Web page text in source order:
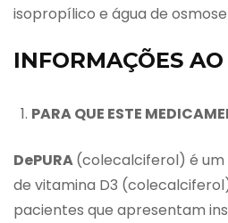
isopropílico e água de
INFORMAÇÕES
PARA QUE ESTE
DePURA(colecalciferol) é
de vitamina D3
pacientes que apresentam